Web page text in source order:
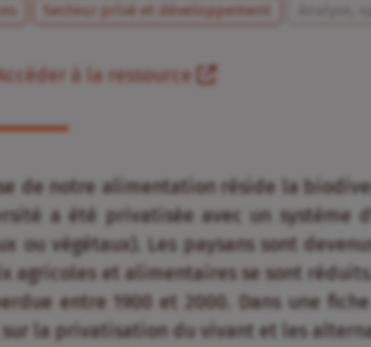
Secteur privé et développement
à la ressource
de notre alimentation réside la
a été privatisée avec un système
ou végétaux). Les paysans sont
agricoles et alimentaires se sont
entre 1900 et 2000. Dans une
la privatisation du vivant et les